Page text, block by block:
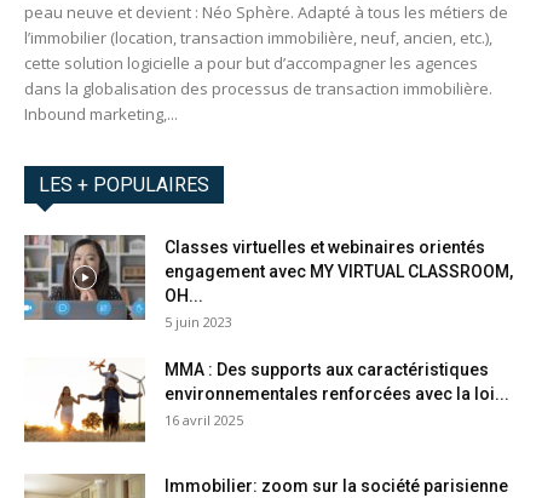
peau neuve et devient : Néo Sphère. Adapté à tous les métiers de
l’immobilier (location, transaction immobilière, neuf, ancien, etc.),
cette solution logicielle a pour but d’accompagner les agences
dans la globalisation des processus de transaction immobilière.
Inbound marketing,...
LES + POPULAIRES
Classes virtuelles et webinaires orientés
engagement avec MY VIRTUAL CLASSROOM,
OH...
5 juin 2023
MMA : Des supports aux caractéristiques
environnementales renforcées avec la loi...
16 avril 2025
Immobilier: zoom sur la société parisienne